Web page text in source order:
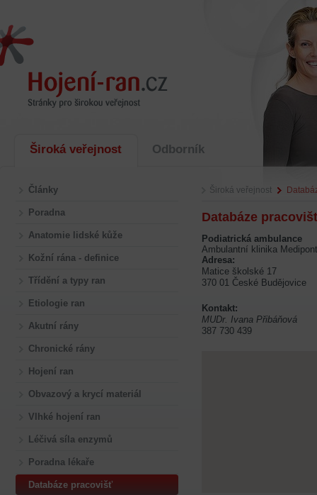
Široká veřejnost Odborník
Široká veřejnost
Databáze
Podiatrická ambulance
Ambulantní klinika Medipont
Adresa:
Matice školské 17
370 01 České Budějovice
Kontakt:
MUDr. Ivana Přibáňová
387 730 439
Články
Poradna
Anatomie lidské kůže
Kožní rána - definice
Třídění a typy ran
Etiologie ran
Akutní rány
Chronické rány
Hojení ran
Obvazový a krycí materiál
Vlhké hojení ran
Léčivá síla enzymů
Poradna lékaře
Databáze pracovišť